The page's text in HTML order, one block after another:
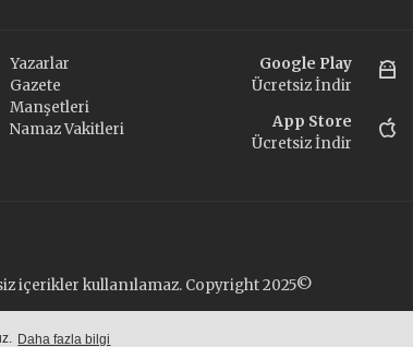
Daha fazla bilgi
Yazarlar
Gazete
Manşetleri
Namaz Vakitleri
Google Play
Ücretsiz İndir
App Store
Ücretsiz İndir
içerikler kullanılamaz. Copyright 2025©
haber script